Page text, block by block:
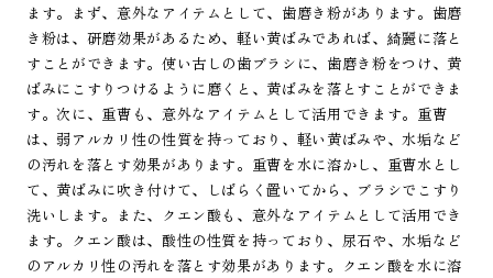
ます。まず、意外なアイテムとして、歯磨き粉があります。歯磨
き粉は、研磨効果があるため、軽い黄ばみであれば、綺麗に落と
すことができます。使い古しの歯ブラシに、歯磨き粉をつけ、黄
ばみにこすりつけるように磨くと、黄ばみを落とすことができま
す。次に、重曹も、意外なアイテムとして活用できます。重曹
は、弱アルカリ性の性質を持っており、軽い黄ばみや、水垢など
の汚れを落とす効果があります。重曹を水に溶かし、重曹水とし
て、黄ばみに吹き付けて、しばらく置いてから、ブラシでこすり
洗いします。また、クエン酸も、意外なアイテムとして活用でき
ます。クエン酸は、酸性の性質を持っており、尿石や、水垢など
のアルカリ性の汚れを落とす効果があります。クエン酸を水に溶